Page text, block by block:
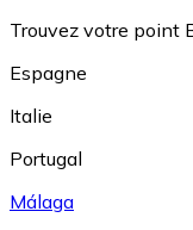
Trouvez votre point
Espagne
Italie
Portugal
Málaga